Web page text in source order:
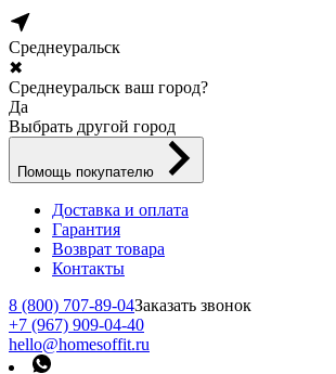
Среднеуральск
✖
Среднеуральск ваш город?
Да
Выбрать другой город
Помощь покупателю
Доставка и оплата
Гарантия
Возврат товара
Контакты
8 (800) 707-89-04Заказать звонок
+7 (967) 909-04-40
hello@homesoffit.ru